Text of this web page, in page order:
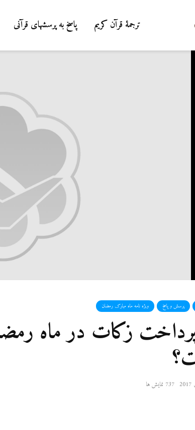
ترجمۀ قرآن کریم پاسخ به پرسشهای قرآنی
پرسش و پاسخ ویژه نامه ماه مبارک رمضان
پرداخت زکات در ماه
737 نمایش ها